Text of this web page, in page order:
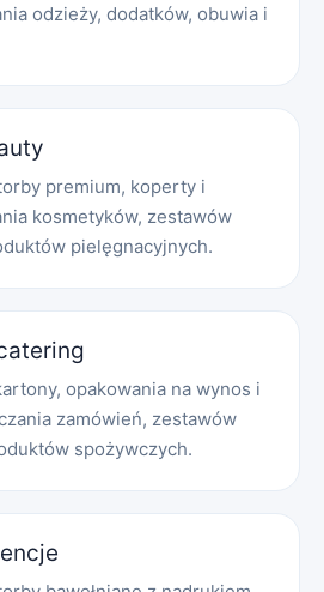
odzieży, dodatków, obuwia i
premium, koperty i
kosmetyków, zestawów
pielęgnacyjnych.
opakowania na wynos i
zamówień, zestawów
spożywczych.